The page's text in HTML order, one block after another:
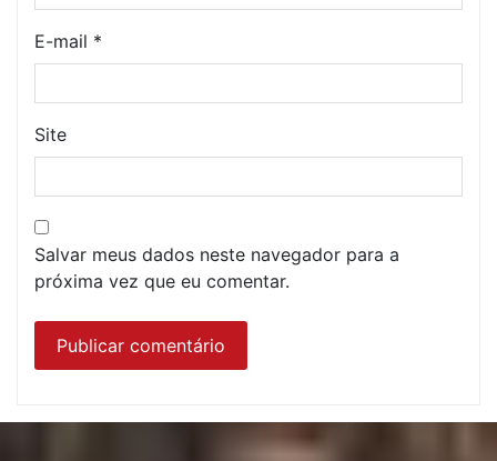
E-mail *
Site
Salvar meus dados neste navegador para a
próxima vez que eu comentar.